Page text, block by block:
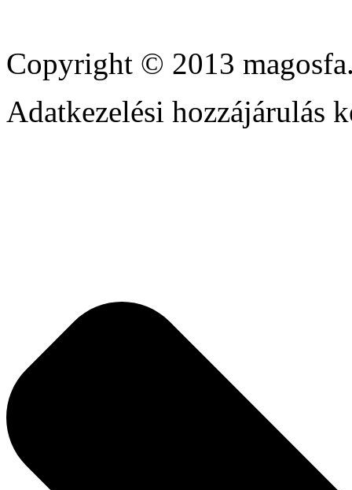
Copyright © 2013
Adatkezelési hozzájárulás